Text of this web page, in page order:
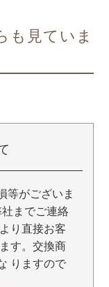
も見ていま
等がございま
までご連絡
り直接お客
す。交換商
りますので